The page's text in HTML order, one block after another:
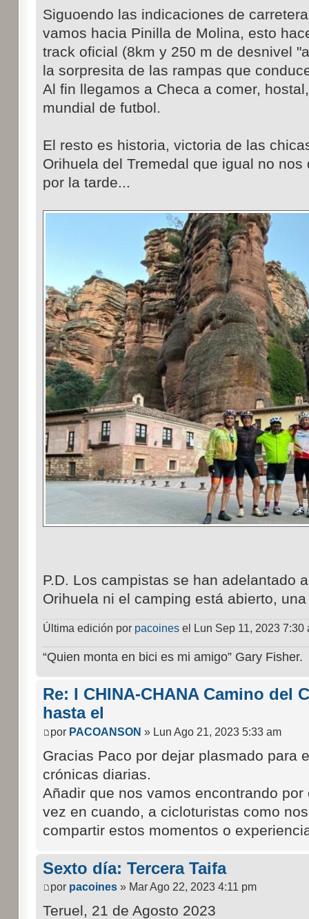
Siguoendo las indicaciones de
vamos hacia Pinilla de Molina, esto
track oficial (8km y 250 m de desnivel
la sorpresita de las rampas que
Al fin llegamos a Checa a comer,
mundial de futbol.
El resto es historia, victoria de las
Orihuela del Tremedal que igual no
por la tarde...
P.D. Los campistas se han adelantado
Orihuela ni el camping está abierto,
Última edición por pacoinesel Lun Sep 11, 2023 7:30
“Quien monta en bici es mi amigo” Gary Fisher.
Re: I CHINA-CHANA Camino del
hasta el
por PACOANSON » Lun Ago 21, 2023 5:33 am
Gracias Paco por dejar plasmado para
crónicas diarias.
Añadir que nos vamos encontrando
vez en cuando, a cicloturistas como
compartir estos momentos o
Sexto día: Tercera Taifa
por pacoines» Mar Ago 22, 2023 4:11 pm
Teruel, 21 de Agosto 2023